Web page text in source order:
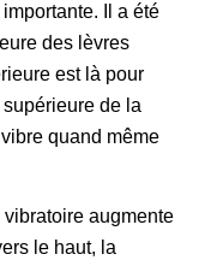
Il a été
des lèvres
est là pour
de la
quand même
augmente
le haut, la